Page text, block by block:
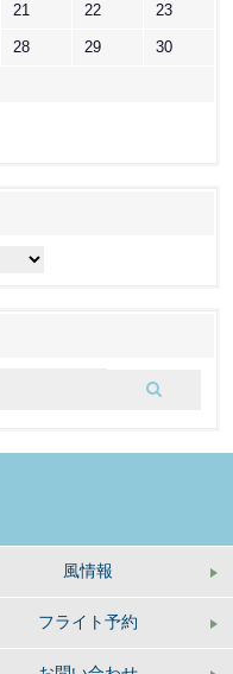
21 22 23
28 29 30
風情報
フライト予約